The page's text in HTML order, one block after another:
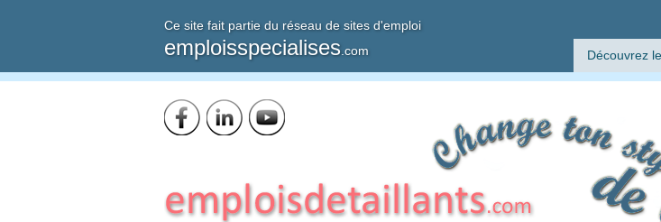
Ce site fait partie du réseau de sites d'emploi
emploisspecialises .com Découvrez